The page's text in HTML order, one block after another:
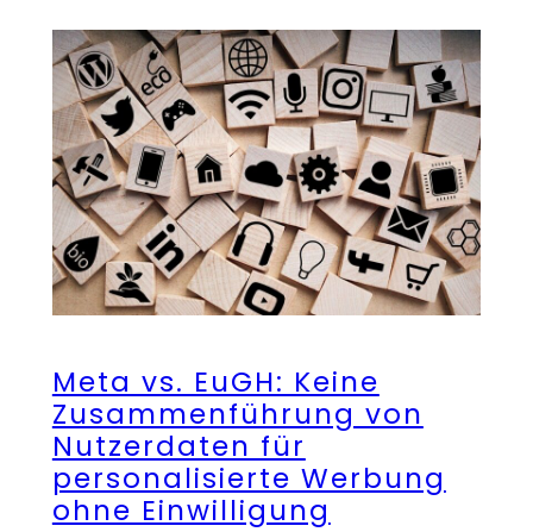
Meta vs. EuGH: Keine
Zusammenführung von
Nutzerdaten für
personalisierte Werbung
ohne Einwilligung